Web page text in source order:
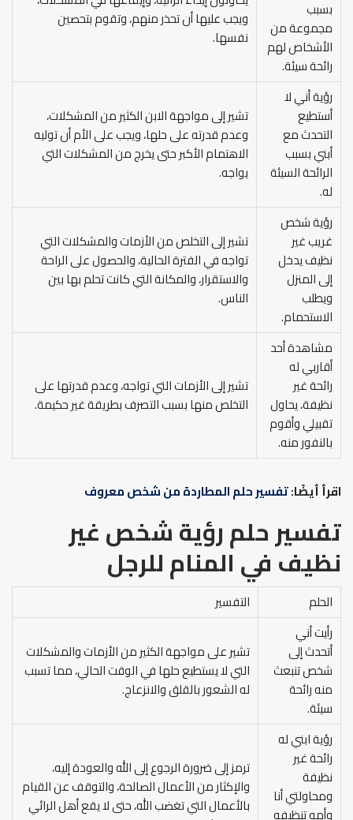
بسبب
مجموعة من
الأشخاص لهم
رائحة سيئة.
ويجب عليها أن تحذر منهم، وتقوم بتحصين
نفسها.
رؤية أني لا
أستطيع
التحدث مع
أبني بسبب
الرائحة السيئة
له.
تشير إلى مواجهة الابن الكثير من المشكلات،
وعدم قدرته على حلها، ويجب على الأم أن توليه
الاهتمام الأكبر حتى يخرج من المشكلات التي
يواجه.
رؤية شخص
غريب غير
نظيف يدخل
إلى المنزل
ويطلب
الاستحمام.
تشير إلى التخلص من الأزمات والمشكلات التي
تواجه في الفترة الحالية، والحصول على الراحة
والاستقرار، والمكانة التي كانت تحلم بها بين
الناس.
مشاهدة أحد
أقاربي له
رائحة غير
نظيفة، يحاول
تقبيلي وأقوم
بالنفور منه.
تشير إلى الأزمات التي تواجه، وعدم قدرتها على
التخلص منها بسبب التصرف بطريقة غير حكيمة.
اقرأ أيضًا:تفسير حلم المطاردة من شخص معروف
تفسير حلم رؤية شخص غير
نظيف في المنامللرجل
الحلم
التفسير
رأيت أني
أتحدث إلى
شخص تنبعث
منه رائحة
سيئة.
تشير على مواجهة الكثير من الأزمات والمشكلات
التي لا يستطيع حلها في الوقت الحالي، مما تسبب
له الشعور بالقلق والانزعاج.
رؤية ابني له
رائحة غير
نظيفة
ومحاولتي أنا
وأمه تنظيفه
ترمز إلى ضرورة الرجوع إلى الله والعودة إليه،
والإكثار من الأعمال الصالحة، والتوقف عن القيام
بالأعمال التي تغضب الله، حتى لا يقع أهل الرائي